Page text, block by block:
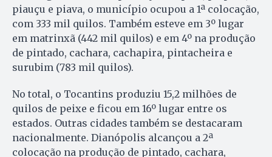
piauçu e piava, o município ocupou a 1ª colocação,
com 333 mil quilos. Também esteve em 3º lugar
em matrinxã (442 mil quilos) e em 4º na produção
de pintado, cachara, cachapira, pintacheira e
surubim (783 mil quilos).
No total, o Tocantins produziu 15,2 milhões de
quilos de peixe e ficou em 16º lugar entre os
estados. Outras cidades também se destacaram
nacionalmente. Dianópolis alcançou a 2ª
colocação na produção de pintado, cachara,